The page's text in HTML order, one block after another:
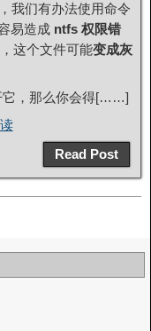
我们有办法使用命令
易造成 ntfs 权限错
这个文件可能变成灰
它，那么你会得[……]
Read Post